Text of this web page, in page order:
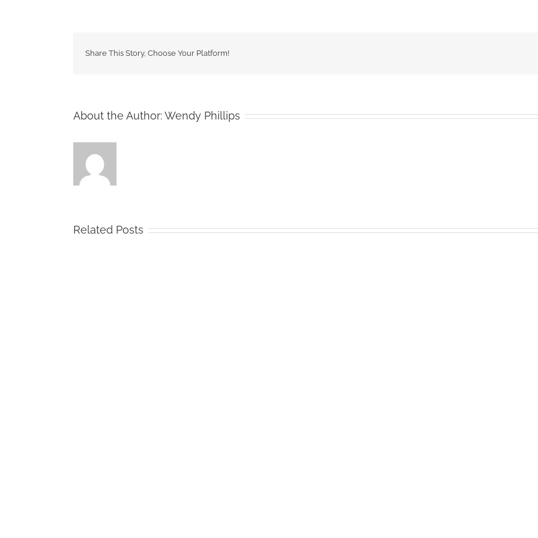
Share This Story, Choose Your Platform!
About the Author:Wendy Phillips
Related Posts